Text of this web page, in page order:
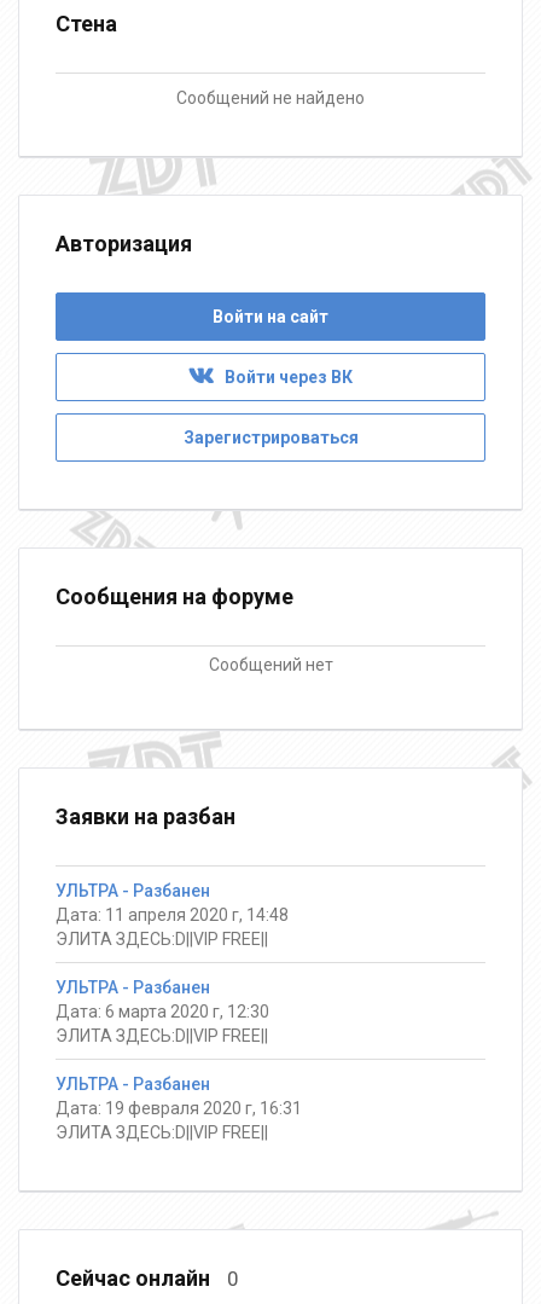
Стена
Сообщений не найдено
Авторизация
Войти на сайт
Войти через ВК
Зарегистрироваться
Сообщения на форуме
Сообщений нет
Заявки на разбан
УЛЬТРА - Разбанен
Дата: 11 апреля 2020 г, 14:48
ЭЛИТА ЗДЕСЬ:D||VIP FREE||
УЛЬТРА - Разбанен
Дата: 6 марта 2020 г, 12:30
ЭЛИТА ЗДЕСЬ:D||VIP FREE||
УЛЬТРА - Разбанен
Дата: 19 февраля 2020 г, 16:31
ЭЛИТА ЗДЕСЬ:D||VIP FREE||
Сейчас онлайн 0